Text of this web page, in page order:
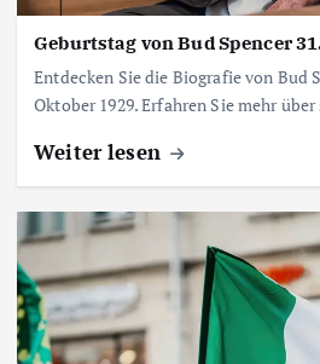
Geburtstag von Bud Spencer
Entdecken Sie die Biografie von Bud
Oktober 1929. Erfahren Sie mehr
Weiter lesen